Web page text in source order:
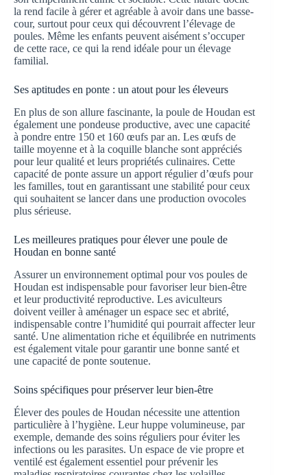
la rend facile à gérer et agréable à avoir dans une basse-
cour, surtout pour ceux qui découvrent l’élevage de
poules. Même les enfants peuvent aisément s’occuper
de cette race, ce qui la rend idéale pour un élevage
familial.
Ses aptitudes en ponte : un atout pour les éleveurs
En plus de son allure fascinante, la poule de Houdan est
également une pondeuse productive, avec une capacité
à pondre entre 150 et 160 œufs par an. Les œufs de
taille moyenne et à la coquille blanche sont appréciés
pour leur qualité et leurs propriétés culinaires. Cette
capacité de ponte assure un apport régulier d’œufs pour
les familles, tout en garantissant une stabilité pour ceux
qui souhaitent se lancer dans une production ovocoles
plus sérieuse.
Les meilleures pratiques pour élever une poule de
Houdan en bonne santé
Assurer un environnement optimal pour vos poules de
Houdan est indispensable pour favoriser leur bien-être
et leur productivité reproductive. Les aviculteurs
doivent veiller à aménager un espace sec et abrité,
indispensable contre l’humidité qui pourrait affecter leur
santé. Une alimentation riche et équilibrée en nutriments
est également vitale pour garantir une bonne santé et
une capacité de ponte soutenue.
Soins spécifiques pour préserver leur bien-être
Élever des poules de Houdan nécessite une attention
particulière à l’hygiène. Leur huppe volumineuse, par
exemple, demande des soins réguliers pour éviter les
infections ou les parasites. Un espace de vie propre et
ventilé est également essentiel pour prévenir les